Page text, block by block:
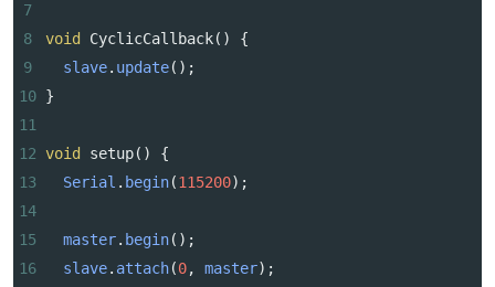
7
8
void CyclicCallback() {
9
slave. update();
10 }
11
12 void setup() {
13
Serial . begin(115200);
14
15
master. begin();
16
slave. attach(0, master);